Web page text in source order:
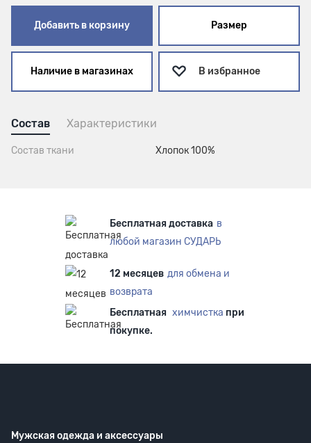
Добавить в корзину Размер
Наличие в магазинах В избранное
Состав Характеристики
Состав ткани Хлопок 100%
Бесплатная доставка в
любой магазин СУДАРЬ
12 месяцев для обмена и
возврата
Бесплатная химчистка при
покупке.
Мужская одежда и аксессуары